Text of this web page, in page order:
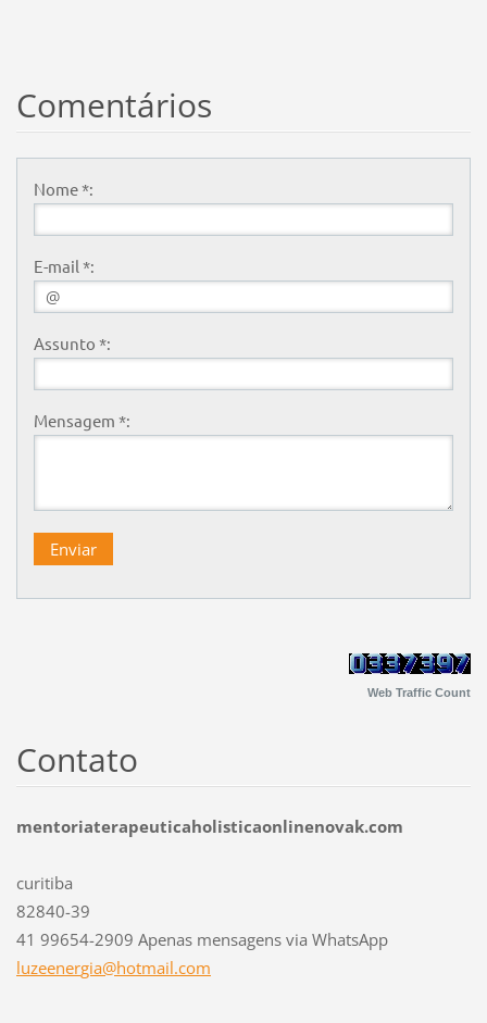
Comentários
Nome *:
E-mail *:
Assunto *:
Mensagem *:
Web Traffic Count
Contato
mentoriaterapeuticaholisticaonlinenovak.com
curitiba
82840-39
41 99654-2909 Apenas mensagens via WhatsApp
luzeenergia@hotmail.com